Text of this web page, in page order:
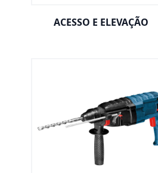
ACESSO E ELEVAÇÃO